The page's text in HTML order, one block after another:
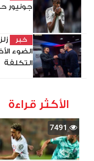
جونيور حتى
خبر
الضوء
التكلفة
الأكثر قراءة
7491